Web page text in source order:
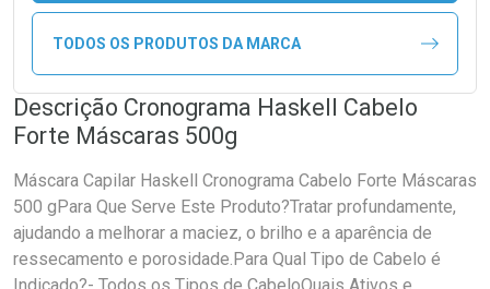
TODOS OS PRODUTOS DA MARCA
Descrição Cronograma Haskell Cabelo
Forte Máscaras 500g
Máscara Capilar Haskell Cronograma Cabelo Forte Máscaras
500 gPara Que Serve Este Produto?Tratar profundamente,
ajudando a melhorar a maciez, o brilho e a aparência de
ressecamento e porosidade.Para Qual Tipo de Cabelo é